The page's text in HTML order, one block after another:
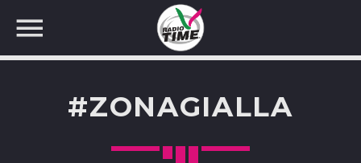
#ZONAGIALLA